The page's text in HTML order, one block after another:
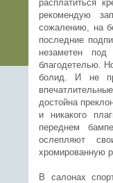
расплатиться
рекомендую
сожалению, на
последние
незаметен
благодетелью.
болид. И не
достойна
и никакого
переднем
ослепляют
хромированную
В салонах